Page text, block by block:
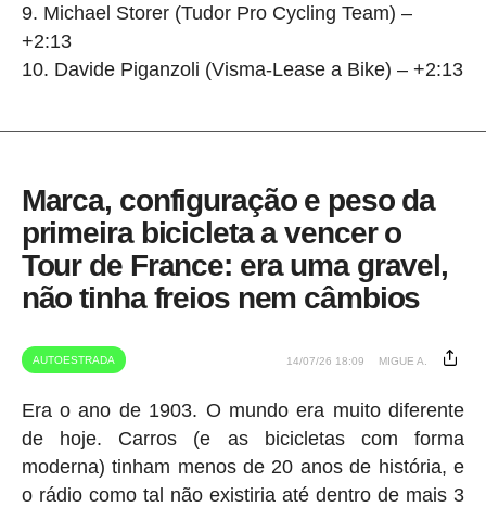
9. Michael Storer (Tudor Pro Cycling Team) –
+2:13
10. Davide Piganzoli (Visma-Lease a Bike) – +2:13
Marca, configuração e peso da
primeira bicicleta a vencer o
Tour de France: era uma gravel,
não tinha freios nem câmbios
AUTOESTRADA 14/07/26 18:09 MIGUE A.
Era o ano de 1903. O mundo era muito diferente
de hoje. Carros (e as bicicletas com forma
moderna) tinham menos de 20 anos de história, e
o rádio como tal não existiria até dentro de mais 3